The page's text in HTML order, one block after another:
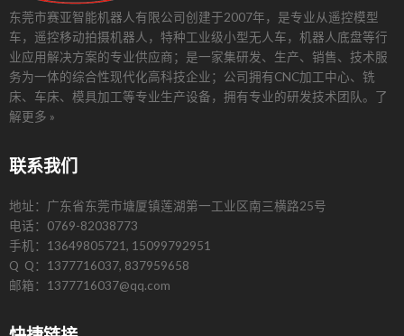
东莞市赛亚智能机器人有限公司创建于2007年，是专业从遥控模型
车，遥控移动拍摄机器人，特种工业级小型无人车，机器人底盘等行
业应用解决方案的专业供应商；是一家集研发、生产、销售、技术服
务为一体的综合性现代化高科技企业；公司拥有CNC加工中心、铣
床、车床、模具加工等专业生产设备，拥有专业的研发技术团队。 了
解更多 »
联系我们
地址：广东省东莞市塘厦镇莲湖第一工业区南三横路25号
电话：0769-82038773
手机：13649805721, 15099792951
Q Q：1377716037, 837959658
邮箱：1377716037@qq.com